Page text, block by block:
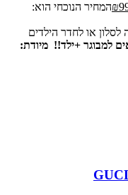
₪המחיר הנוכחי הוא:
או לחדר הילדים
מיודת: